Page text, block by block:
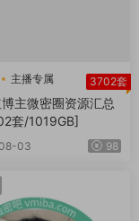
主播专属
3702套
主微密圈资源汇总
套/1019GB]
03 98